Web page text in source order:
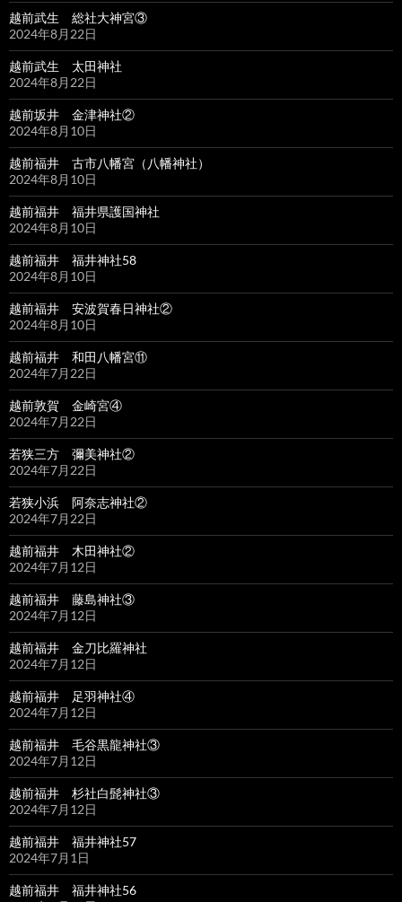
越前武生 総社大神宮③
2024年8月22日
越前武生 太田神社
2024年8月22日
越前坂井 金津神社②
2024年8月10日
越前福井 古市八幡宮（八幡神社）
2024年8月10日
越前福井 福井県護国神社
2024年8月10日
越前福井 福井神社58
2024年8月10日
越前福井 安波賀春日神社②
2024年8月10日
越前福井 和田八幡宮⑪
2024年7月22日
越前敦賀 金崎宮④
2024年7月22日
若狭三方 彌美神社②
2024年7月22日
若狭小浜 阿奈志神社②
2024年7月22日
越前福井 木田神社②
2024年7月12日
越前福井 藤島神社③
2024年7月12日
越前福井 金刀比羅神社
2024年7月12日
越前福井 足羽神社④
2024年7月12日
越前福井 毛谷黒龍神社③
2024年7月12日
越前福井 杉社白髭神社③
2024年7月12日
越前福井 福井神社57
2024年7月1日
越前福井 福井神社56